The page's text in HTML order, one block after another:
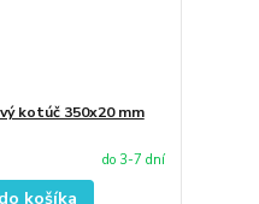
kotúč 350x20 mm
do 3-7 dní
košíka